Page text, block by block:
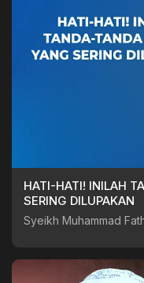
HATI-HATI! INILAH
SERING DILUPAKAN
Syeikh Muhammad